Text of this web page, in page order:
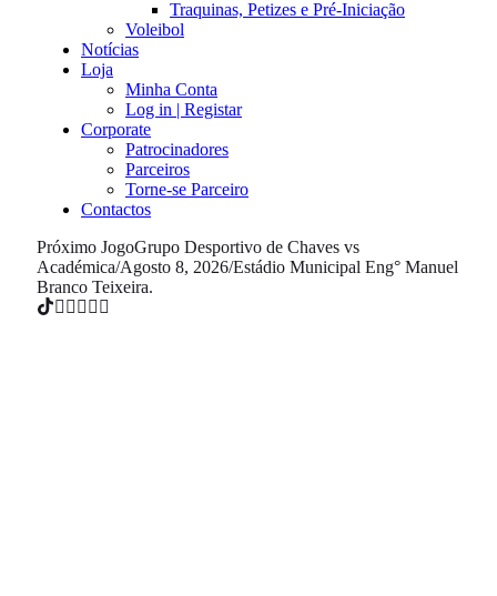
Traquinas, Petizes e Pré-Iniciação
Voleibol
Notícias
Loja
Minha Conta
Log in | Registar
Corporate
Patrocinadores
Parceiros
Torne-se Parceiro
Contactos
Próximo JogoGrupo Desportivo de Chaves vs
Académica/Agosto 8, 2026/Estádio Municipal Eng° Manuel
Branco Teixeira.